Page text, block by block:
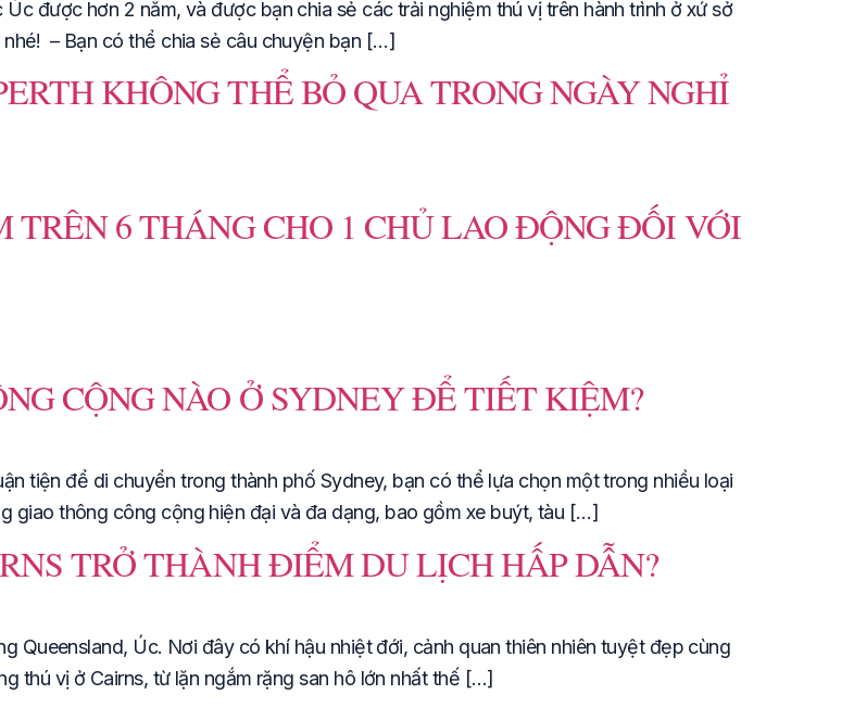
được hơn 2 năm, và được bạn chia sẻ các trải nghiệm thú vị trên hành trình ở xứ sở
– Bạn có thể chia sẻ câu chuyện bạn […]
KHÔNG THỂ BỎ QUA TRONG NGÀY NGHỈ
6 THÁNG CHO 1 CHỦ LAO ĐỘNG ĐỐI VỚI
CỘNG NÀO Ở SYDNEY ĐỂ TIẾT KIỆM?
tiện để di chuyển trong thành phố Sydney, bạn có thể lựa chọn một trong nhiều loại
giao thông công cộng hiện đại và đa dạng, bao gồm xe buýt, tàu […]
TRỞ THÀNH ĐIỂM DU LỊCH HẤP DẪN?
Queensland, Úc. Nơi đây có khí hậu nhiệt đới, cảnh quan thiên nhiên tuyệt đẹp cùng
thú vị ở Cairns, từ lặn ngắm rặng san hô lớn nhất thế […]